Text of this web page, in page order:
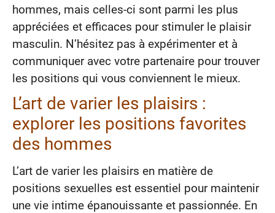
hommes, mais celles-ci sont parmi les plus
appréciées et efficaces pour stimuler le plaisir
masculin. N’hésitez pas à expérimenter et à
communiquer avec votre partenaire pour trouver
les positions qui vous conviennent le mieux.
L’art de varier les plaisirs :
explorer les positions favorites
des hommes
L’art de varier les plaisirs en matière de
positions sexuelles est essentiel pour maintenir
une vie intime épanouissante et passionnée. En